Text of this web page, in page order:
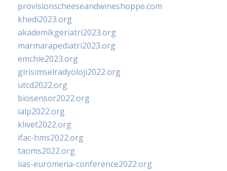
provisionscheeseandwineshoppe.com
khedi2023.org
akademikgeriatri2023.org
marmarapediatri2023.org
emchie2023.org
girisimselradyoloji2022.org
utcd2022.org
biosensor2022.org
ialp2022.org
klivet2022.org
ifac-hms2022.org
taoms2022.org
iias-euromena-conference2022.org